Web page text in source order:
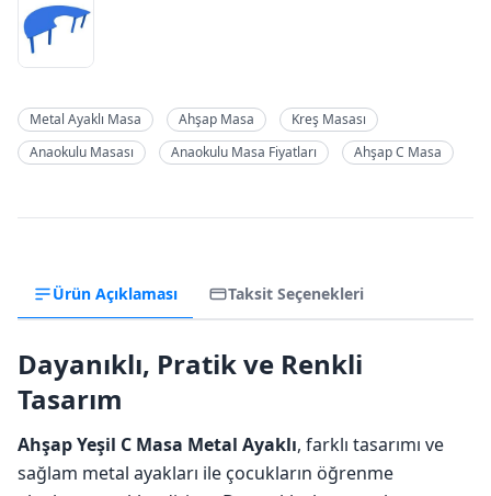
Metal Ayaklı Masa Ahşap Masa
Kreş Masası
Anaokulu Masası
Anaokulu Masa Fiyatları Ahşap C Masa
Ürün Açıklaması Taksit Seçenekleri
Dayanıklı, Pratik ve Renkli
Tasarım
Ahşap Yeşil C Masa Metal Ayaklı, farklı tasarımı ve
sağlam metal ayakları ile çocukların öğrenme